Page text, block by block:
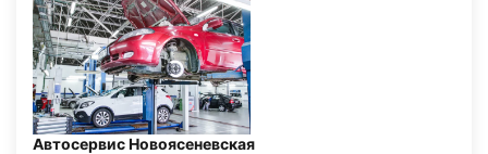
Автосервис Новоясеневская